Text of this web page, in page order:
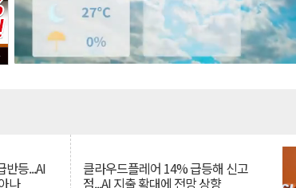
반등...AI
나
클라우드플레어 14% 급등해 신고
점...AI 지출 확대에 전망 상향